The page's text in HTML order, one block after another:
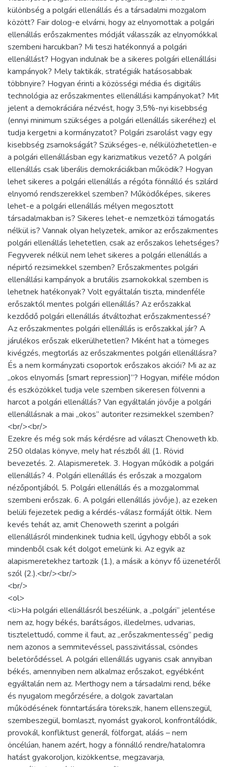
különbség a polgári ellenállás és a társadalmi mozgalom
között? Fair dolog-e elvárni, hogy az elnyomottak a polgári
ellenállás erőszakmentes módját válasszák az elnyomókkal
szembeni harcukban? Mi teszi hatékonnyá a polgári
ellenállást? Hogyan indulnak be a sikeres polgári ellenállási
kampányok? Mely taktikák, stratégiák hatásosabbak
többnyire? Hogyan érinti a közösségi média és digitális
technológia az erőszakmentes ellenállási kampányokat? Mit
jelent a demokráciára nézvést, hogy 3,5%-nyi kisebbség
(ennyi minimum szükséges a polgári ellenállás sikeréhez) el
tudja kergetni a kormányzatot? Polgári zsarolást vagy egy
kisebbség zsarnokságát? Szükséges-e, nélkülözhetetlen-e
a polgári ellenállásban egy karizmatikus vezető? A polgári
ellenállás csak liberális demokráciákban működik? Hogyan
lehet sikeres a polgári ellenállás a régóta fönnálló és szilárd
elnyomó rendszerekkel szemben? Működőképes, sikeres
lehet-e a polgári ellenállás mélyen megosztott
társadalmakban is? Sikeres lehet-e nemzetközi támogatás
nélkül is? Vannak olyan helyzetek, amikor az erőszakmentes
polgári ellenállás lehetetlen, csak az erőszakos lehetséges?
Fegyverek nélkül nem lehet sikeres a polgári ellenállás a
népirtó rezsimekkel szemben? Erőszakmentes polgári
ellenállási kampányok a brutális zsarnokokkal szemben is
lehetnek hatékonyak? Volt egyáltalán tiszta, mindenféle
erőszaktól mentes polgári ellenállás? Az erőszakkal
kezdődő polgári ellenállás átváltozhat erőszakmentessé?
Az erőszakmentes polgári ellenállás is erőszakkal jár? A
járulékos erőszak elkerülhetetlen? Miként hat a tömeges
kivégzés, megtorlás az erőszakmentes polgári ellenállásra?
És a nem kormányzati csoportok erőszakos akciói? Mi az az
„okos elnyomás [smart repression]”? Hogyan, miféle módon
és eszközökkel tudja vele szemben sikeresen fölvenni a
harcot a polgári ellenállás? Van egyáltalán jövője a polgári
ellenállásnak a mai „okos” autoriter rezsimekkel szemben?
<br/><br/>
Ezekre és még sok más kérdésre ad választ Chenoweth kb.
250 oldalas könyve, mely hat részből áll (1. Rövid
bevezetés. 2. Alapismeretek. 3. Hogyan működik a polgári
ellenállás? 4. Polgári ellenállás és erőszak a mozgalom
nézőpontjából. 5. Polgári ellenállás és a mozgalommal
szembeni erőszak. 6. A polgári ellenállás jövője.), az ezeken
belüli fejezetek pedig a kérdés-válasz formáját öltik. Nem
kevés tehát az, amit Chenoweth szerint a polgári
ellenállásról mindenkinek tudnia kell, úgyhogy ebből a sok
mindenből csak két dolgot emelünk ki. Az egyik az
alapismeretekhez tartozik (1.), a másik a könyv fő üzenetéről
szól (2.).<br/><br/>
<br/>
<ol>
<li>Ha polgári ellenállásról beszélünk, a „polgári” jelentése
nem az, hogy békés, barátságos, illedelmes, udvarias,
tisztelettudó, comme il faut, az „erőszakmentesség” pedig
nem azonos a semmitevéssel, passzivitással, csöndes
beletörődéssel. A polgári ellenállás ugyanis csak annyiban
békés, amennyiben nem alkalmaz erőszakot, egyébként
egyáltalán nem az. Merthogy nem a társadalmi rend, béke
és nyugalom megőrzésére, a dolgok zavartalan
működésének fönntartására törekszik, hanem ellenszegül,
szembeszegül, bomlaszt, nyomást gyakorol, konfrontálódik,
provokál, konfliktust generál, fölforgat, aláás – nem
öncélúan, hanem azért, hogy a fönnálló rendre/hatalomra
hatást gyakoroljon, kizökkentse, megzavarja,